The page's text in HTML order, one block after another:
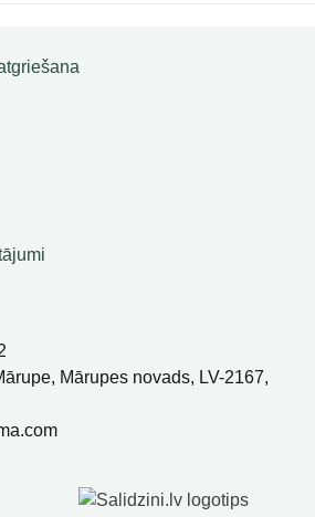
Mārupes novads, LV-2167,